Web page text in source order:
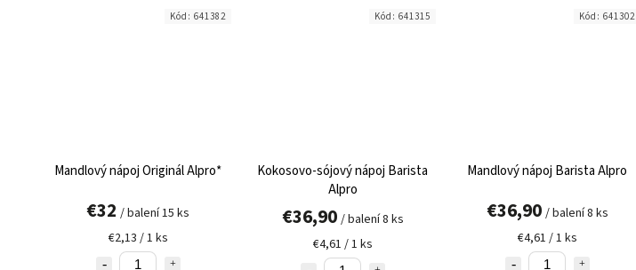
Mandlový nápoj Originál Alpro*
€32 / balení 15 ks
€2,13 / 1 ks
Kód: 641382
Kokosovo-sójový nápoj Barista
Alpro
€36,90 / balení 8 ks
€4,61 / 1 ks
Kód: 641315
Mandlový nápoj Barista Alpro
€36,90 / balení 8 ks
€4,61 / 1 ks
Kód: 641302